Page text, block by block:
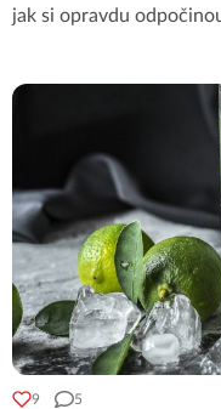
jak si opravdu
9 5